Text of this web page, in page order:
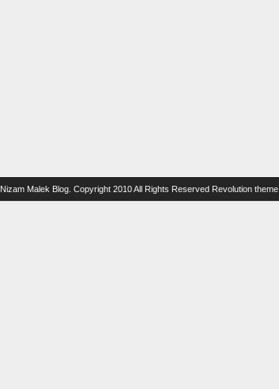
Nizam Malek Blog . Copyright 2010 All Rights Reserved Revolution theme